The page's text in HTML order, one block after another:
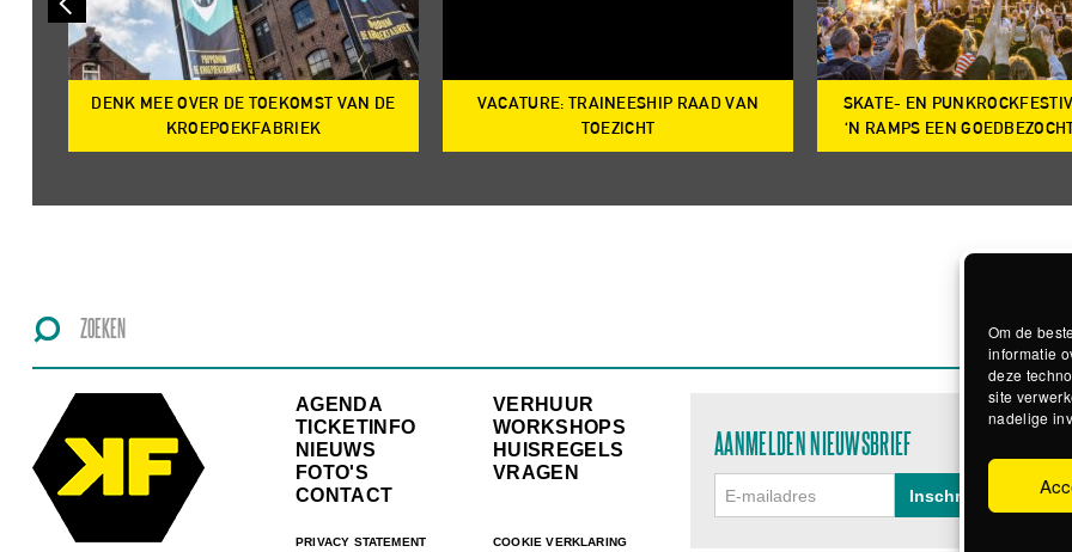
Om de
informatie
deze
site
nadelige
DENK MEE OVER DE TOEKOMST VAN DE
KROEPOEKFABRIEK
VACATURE: TRAINEESHIP RAAD VAN
TOEZICHT
SKATE- EN
‘N RAMPS EEN
AGENDA
TICKETINFO
NIEUWS
FOTO'S
CONTACT
PRIVACY STATEMENT
VERHUUR
WORKSHOPS
HUISREGELS
VRAGEN
COOKIE VERKLARING
AANMELDEN NIEUWSBRIEF